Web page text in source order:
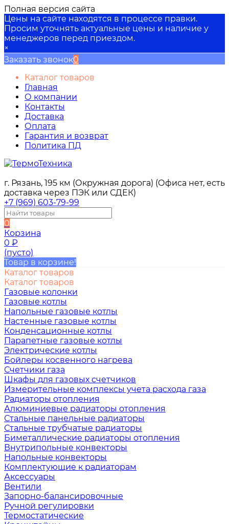
Полная версия сайта
Цены на сайте находятся в процессе правки.
Просим уточнять актуальные цены и наличие у
менеджеров перед приездом.
×
Заказать звонок0
Каталог товаров
Главная
О компании
Контакты
Доставка
Оплата
Гарантия и возврат
Политика ПД
г. Рязань, 195 км (Окружная дорога) (Офиса нет, есть
доставка через ПЭК или СДЕК)
+7 (969) 603-79-99
0
Корзина
0 ₽
(пусто)
Товар в корзине!
Каталог товаров
Каталог товаров
Газовые колонки
Газовые котлы
Напольные газовые котлы
Настенные газовые котлы
Конденсационные котлы
Парапетные газовые котлы
Электрические котлы
Бойлеры косвенного нагрева
Счетчики газа
Шкафы для газовых счетчиков
Измерительные комплексы учета расхода газа
Радиаторы отопления
Алюминиевые радиаторы отопления
Стальные панельные радиаторы
Стальные трубчатые радиаторы
Биметаллические радиаторы отопления
Внутрипольные конвекторы
Напольные конвекторы
Комплектующие к радиаторам
Аксессуары
Вентили
Запорно-балансировочные
Ручной регулировки
Термостатические